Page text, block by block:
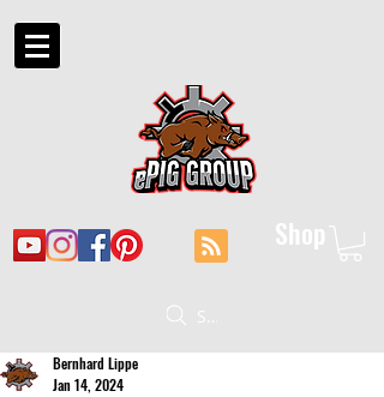
Shop
Suche
Bernhard Lippe
Jan 14, 2024